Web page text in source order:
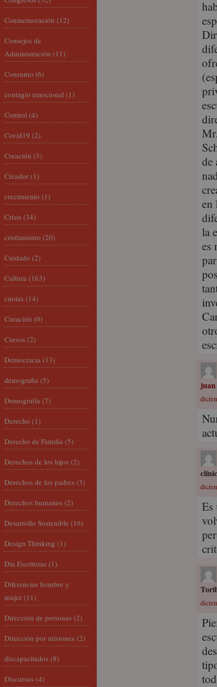
de
en
la
es
juan
Es
Conmemoración (12)
Consejos de
Administración (11)
Consumo (6)
contagio emocional (1)
Control (4)
Covid19 (2)
Creación (3)
Creador (1)
crecimiento (1)
Crisis (34)
cristianismo (20)
Cuidado (2)
Cultura (163)
cuotas (14)
Curación (0)
Cursos (2)
Democracia (13)
demografia (5)
Demografía (7)
Derecho (1)
Derecho de Familia (5)
Derechos de los hijos (2)
Derechos de los padres (3)
Derechos humanos (2)
Desarrollo Sostenible (16)
Design Thinking (1)
Día Escritoras (1)
Diferencias hombre y
mujer (11)
Dirección de personas (2)
Dirección por misiones (2)
discapacitados (8)
Discursos (4)